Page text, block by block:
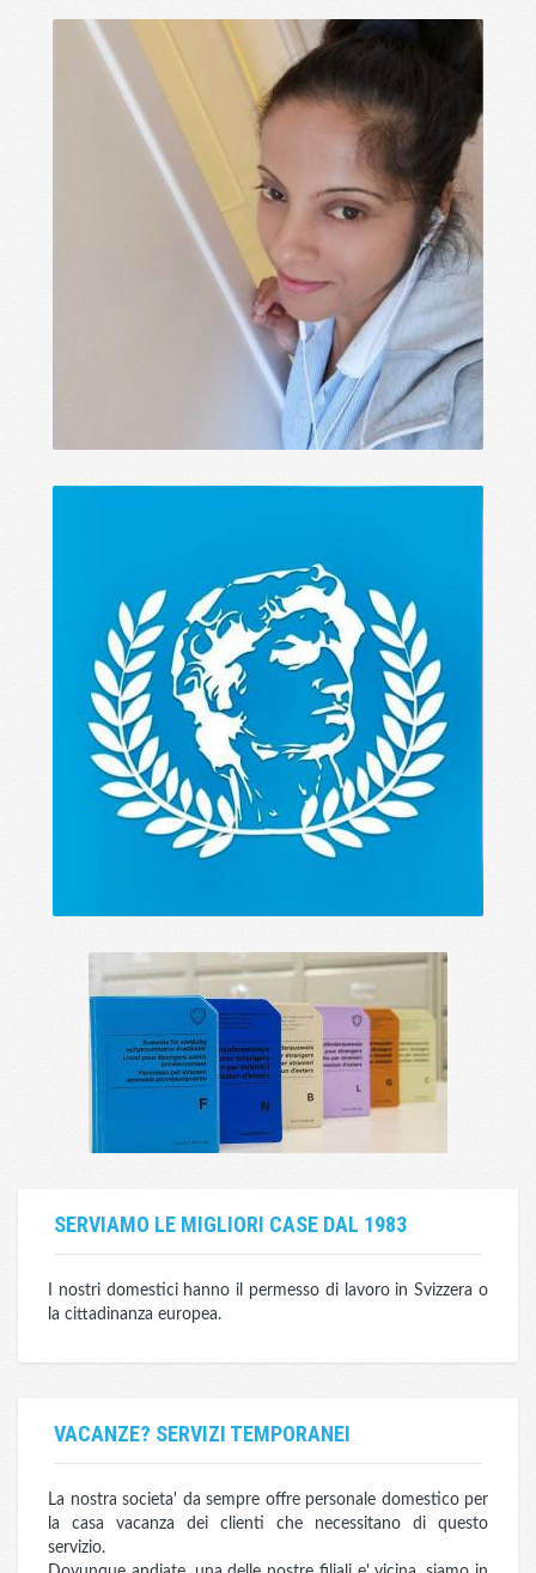
SERVIAMO LE MIGLIORI CASE DAL 1983
I nostri domestici hanno il permesso di lavoro in Svizzera o
la cittadinanza europea.
VACANZE? SERVIZI TEMPORANEI
La nostra societa' da sempre offre personale domestico per
la casa vacanza dei clienti che necessitano di questo
servizio.